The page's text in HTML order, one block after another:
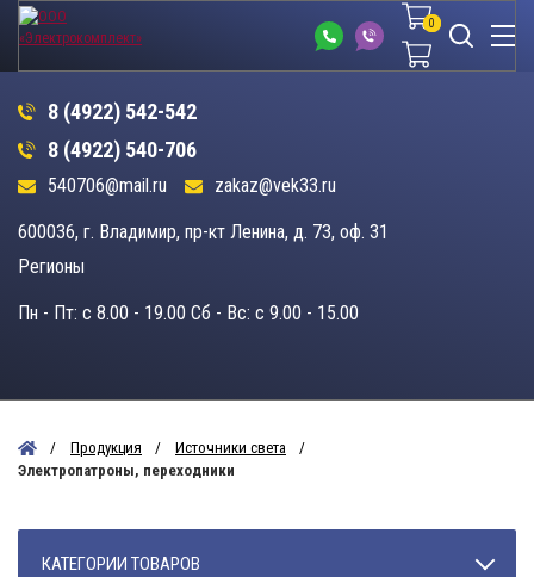
8 (4922) 542-542
8 (4922) 540-706
540706@mail.ru zakaz@vek33.ru
600036, г. Владимир, пр-кт Ленина, д. 73, оф. 31
Регионы
Пн - Пт: c 8.00 - 19.00 Сб - Вс: c 9.00 - 15.00
00
Продукция
Источники света
Электропатроны, переходники
КАТЕГОРИИ ТОВАРОВ